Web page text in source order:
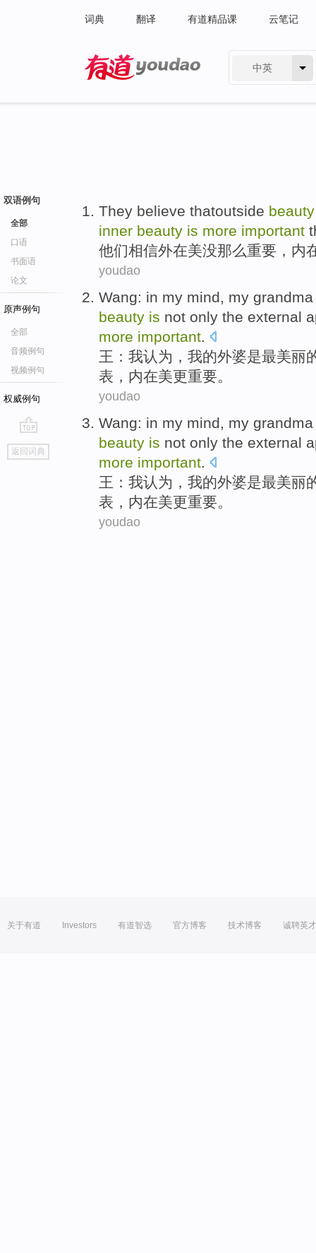
词典 翻译 有道精品课 云笔记
中英
双语例句
全部
口语
书面语
论文
原声例句
全部
音频例句
视频例句
权威例句
go
top
返回词典
They believe thatoutside beauty
inner beauty is more important
他们相信外在美没那么重要 ， 内
youdao
Wang: in my mind, my grandma
beauty is not only the external
more important.
王 ： 我认为 ，我的外婆是最美丽
表 ， 内在美更重要。
youdao
Wang: in my mind , my grandma
beauty is not only the external
more important
王 ： 我认为 ，我的外婆是最美丽
表 ， 内在美更重要。
youdao
关于有道 Investors 有道智选 官方博客 技术博客 诚聘英才